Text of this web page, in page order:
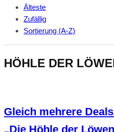
Älteste
Zufällig
Sortierung (A-Z)
HÖHLE DER
Gleich mehrere
„Die Höhle der